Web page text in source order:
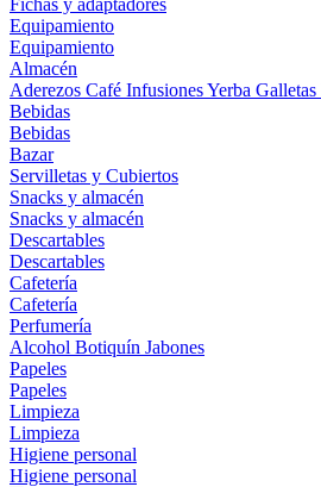
Fichas y adaptadores
Equipamiento
Equipamiento
Almacén
Aderezos Café InfusionesYerba Galletas
Bebidas
Bebidas
Bazar
Servilletas y Cubiertos
Snacks y almacén
Snacks y almacén
Descartables
Descartables
Cafetería
Cafetería
Perfumería
Alcohol Botiquín Jabones
Papeles
Papeles
Limpieza
Limpieza
Higiene personal
Higiene personal